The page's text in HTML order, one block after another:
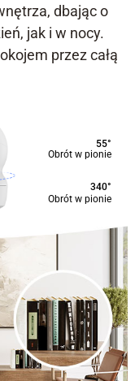
dbając o
jak i w nocy.
przez całą
55°
Obrót w pionie
340°
Obrót w pionie